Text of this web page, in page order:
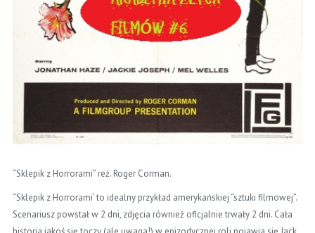
“Sklepik z Horrorami” reż. Roger Corman.
“Sklepik z Horrorami’ to idealny przykład amerykańskiej “sztuki filmowej”.
Scenariusz powstał w 2 dni, zdjęcia również oficjalnie trwały 2 dni. Cała